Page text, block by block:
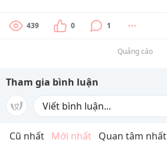
439 0 1
Quảng cáo
Tham gia bình luận
Cũ nhất Mới nhất Quan tâm nhất